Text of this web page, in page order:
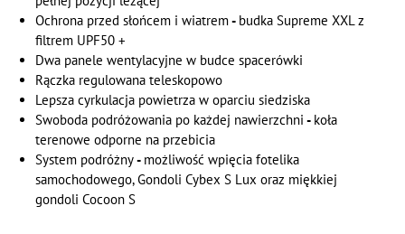
Ochrona przed słońcem i wiatrem- budka Supreme XXL z
filtrem UPF50 +
Dwa panele wentylacyjne w budce spacerówki
Rączka regulowana teleskopowo
Lepsza cyrkulacja powietrza w oparciu siedziska
Swoboda podróżowania po każdej nawierzchni - koła
terenowe odporne na przebicia
System podróżny- możliwość wpięcia fotelika
samochodowego, Gondoli Cybex S Lux oraz miękkiej
gondoli Cocoon S